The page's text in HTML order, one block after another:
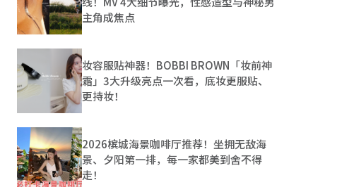
主角成焦点
妆容服贴神器！BOBBI BROWN「妆前神
霜」3大升级亮点一次看，底妆更服贴、
更持妆！
2026槟城海景咖啡厅推荐！坐拥无敌海
景、夕阳第一排，每一家都美到舍不得
走！